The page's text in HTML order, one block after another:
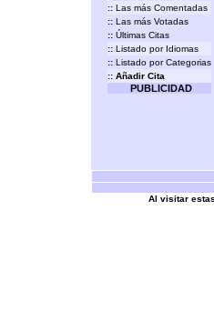
:: Las más Comentadas
:: Las más Votadas
:: Últimas Citas
:: Listado por Idiomas
:: Listado por Categorias
:: Añadir Cita
PUBLICIDAD
Al visitar